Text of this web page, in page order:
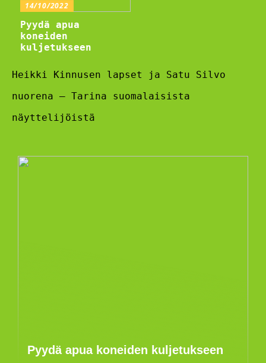
14/10/2022
Pyydä apua
koneiden
kuljetukseen
Heikki Kinnusen lapset ja Satu Silvo
nuorena – Tarina suomalaisista
näyttelijöistä
Pyydä apua koneiden kuljetukseen